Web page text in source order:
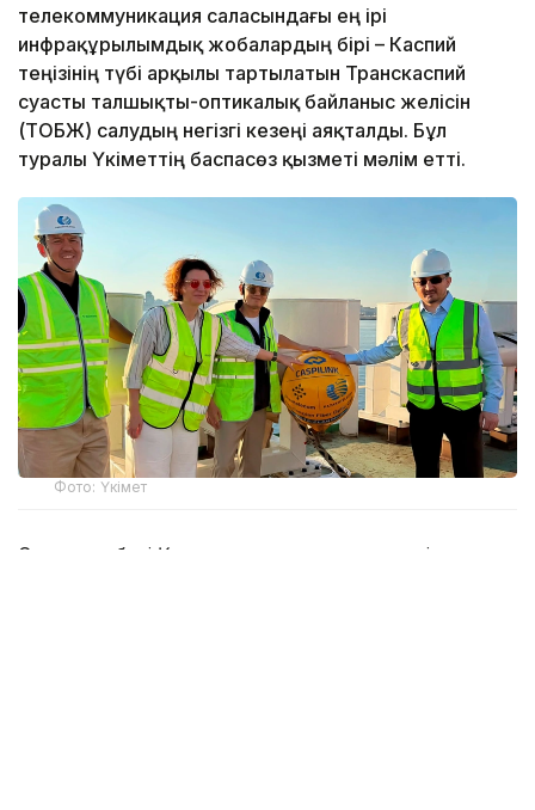
телекоммуникация саласындағы ең ірі
инфрақұрылымдық жобалардың бірі – Каспий
теңізінің түбі арқылы тартылатын Транскаспий
суасты талшықты-оптикалық байланыс желісін
(ТОБЖ) салудың негізгі кезеңі аяқталды. Бұл
туралы Үкіметтің баспасөз қызметі мәлім етті.
Фото: Үкімет
Суасты кабелі Қазақстан жағалауына сәтті